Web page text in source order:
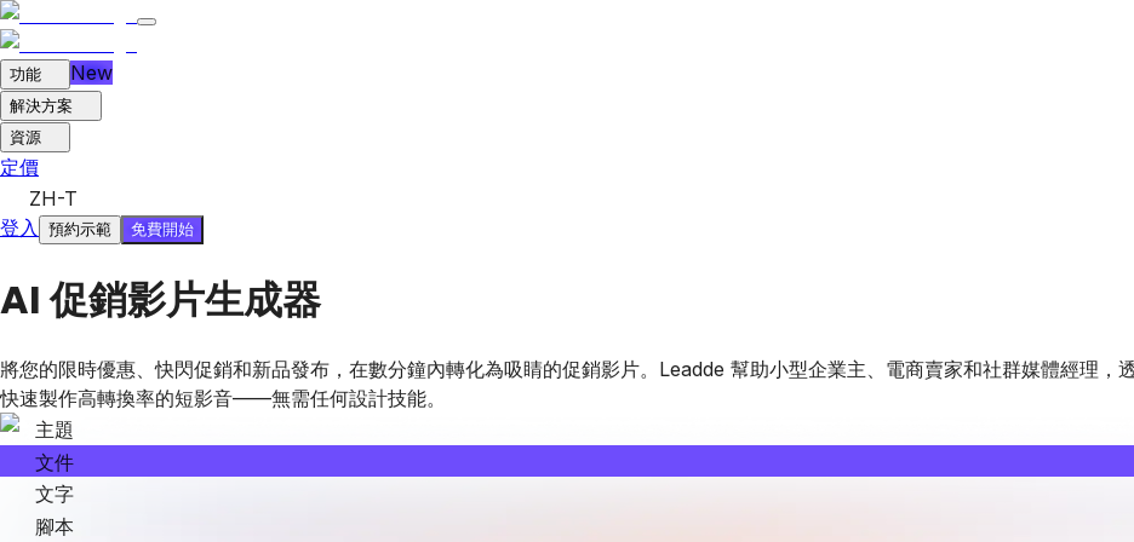
功能 New
解決方案
資源
定價
ZH-T
登入
預約示範 免費開始
AI 促銷影片生成器
將您的限時優惠、快閃促銷和新品發布，在數分鐘內轉化為吸睛的促銷影片。Leadde 幫助小型企業主、電商賣家和社群媒體經理，
快速製作高轉換率的短影音——無需任何設計技能。
主題
文件
文字
腳本